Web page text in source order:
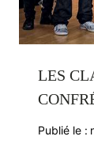
LES
Publié le :